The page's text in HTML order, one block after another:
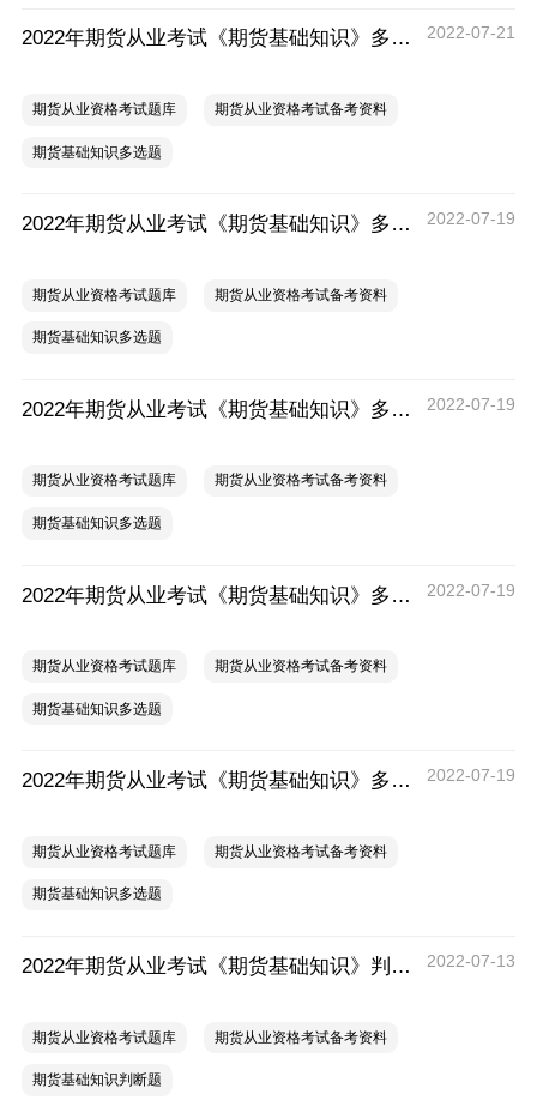
2022年期货从业考试《期货基础知识》多选题练习汇总 2022-07-21
期货从业资格考试题库 期货从业资格考试备考资料
期货基础知识多选题
2022年期货从业考试《期货基础知识》多选题练习（四） 2022-07-19
期货从业资格考试题库 期货从业资格考试备考资料
期货基础知识多选题
2022年期货从业考试《期货基础知识》多选题练习（三） 2022-07-19
期货从业资格考试题库 期货从业资格考试备考资料
期货基础知识多选题
2022年期货从业考试《期货基础知识》多选题练习（二） 2022-07-19
期货从业资格考试题库 期货从业资格考试备考资料
期货基础知识多选题
2022年期货从业考试《期货基础知识》多选题练习（一） 2022-07-19
期货从业资格考试题库 期货从业资格考试备考资料
期货基础知识多选题
2022年期货从业考试《期货基础知识》判断题练习（六） 2022-07-13
期货从业资格考试题库 期货从业资格考试备考资料
期货基础知识判断题